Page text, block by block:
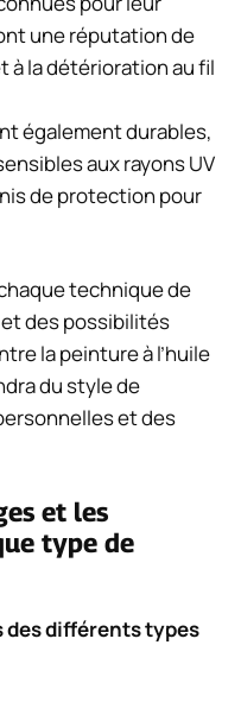
une réputation de
à la détérioration au fil
également durables,
aux rayons UV
de protection pour
technique de
des possibilités
la peinture à l’huile
du style de
et des
et les
type de
différents types